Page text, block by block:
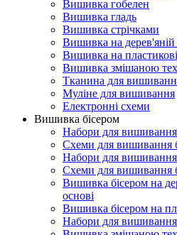
Вишивка гобелен
Вишивка гладь
Вишивка стрічками
Вишивка на дерев'яній
Вишивка на
Вишивка змішаною
Тканина для
Муліне для вишивання
Електронні схеми
Вишивка бісером
Набори для вишивання
Схеми для вишивання
Набори для вишивання
Схеми для вишивання
Вишивка бісером на
основі
Вишивка бісером на
Набори для